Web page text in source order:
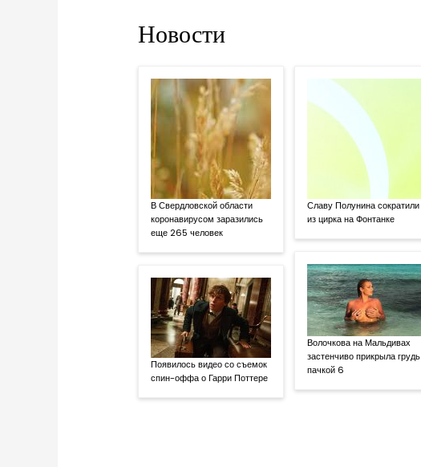
Новости
В Свердловской области
коронавирусом заразились
еще 265 человек
Появилось видео со съемок
спин-оффа о Гарри Поттере
Славу Полунина сократили
из цирка на Фонтанке
Волочкова на Мальдивах
застенчиво прикрыла грудь
пачкой 6